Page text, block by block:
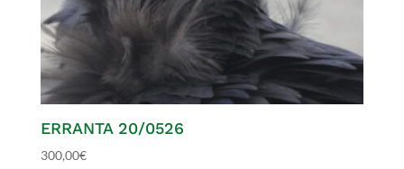
ERRANTA 20/0526
300,00€